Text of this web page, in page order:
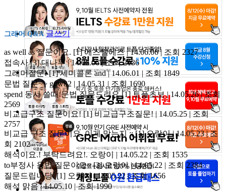
그래머 Q&A 글쓰기
as well as 질문이요. [1] 에즈웰에즈 | 14.06.06 | 조회 2327
접속사[3] 대나무 | 14.06.06 | 조회 2136
그래머질문![1] 세미콜론 and | 14.06.01 | 조회 1849
문법 질문~~ ggw82 | 14.05.31 | 조회 1690
spend 동사 쓸때 문법 질문드려요[1] 토플초보 | 14.05.26 | 조회
2569
비교급구조 질문이요![1] 비교급구조질문! | 14.05.25 | 조회
2757
비교급 구조 질문이요. 이게 맞는지 ;;[1] 오랑이 | 14.05.23 | 조
회 2102
해석이요.! 부탁드려요!.오랑이 | 14.05.22 | 조회 1535
to부정사 용법 질문이요~[2] 오랑이 | 14.05.22 | 조회 2384
질문드립니당.[1] 오랑이 | 14.05.22 | 조회 1656
해석 맑음 | 14.05.10 | 조회 1990